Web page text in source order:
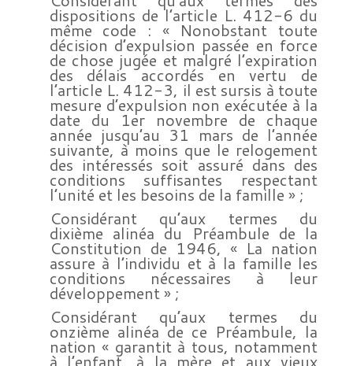
dispositions de l’article L. 412-6 du
même code : « Nonobstant toute
décision d’expulsion passée en force
de chose jugée et malgré l’expiration
des délais accordés en vertu de
l’article L. 412-3, il est sursis à toute
mesure d’expulsion non exécutée à la
date du 1er novembre de chaque
année jusqu’au 31 mars de l’année
suivante, à moins que le relogement
des intéressés soit assuré dans des
conditions suffisantes respectant
l’unité et les besoins de la famille » ;
Considérant qu’aux termes du
dixième alinéa du Préambule de la
Constitution de 1946, « La nation
assure à l’individu et à la famille les
conditions nécessaires à leur
développement » ;
Considérant qu’aux termes du
onzième alinéa de ce Préambule, la
nation « garantit à tous, notamment
à l’enfant, à la mère et aux vieux